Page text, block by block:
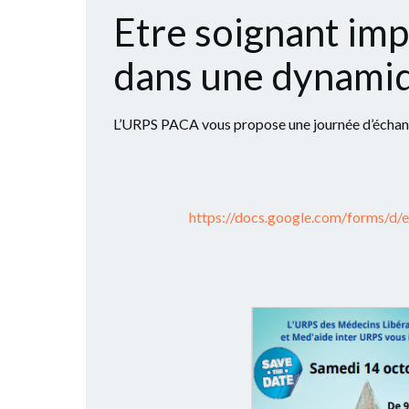
Etre soignant
dans une
L’URPS PACA vous propose une journée
https://docs.google.com/forms/d/